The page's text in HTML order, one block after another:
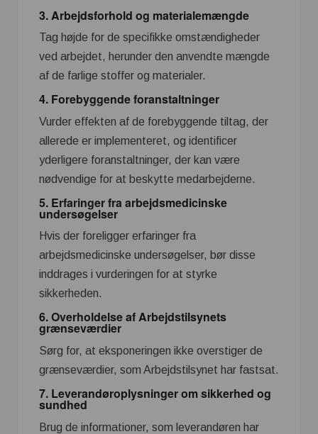
3. Arbejdsforhold og materialemængde
Tag højde for de specifikke omstændigheder
ved arbejdet, herunder den anvendte mængde
af de farlige stoffer og materialer.
4. Forebyggende foranstaltninger
Vurder effekten af de forebyggende tiltag, der
allerede er implementeret, og identificer
yderligere foranstaltninger, der kan være
nødvendige for at beskytte medarbejderne.
5. Erfaringer fra arbejdsmedicinske
undersøgelser
Hvis der foreligger erfaringer fra
arbejdsmedicinske undersøgelser, bør disse
inddrages i vurderingen for at styrke
sikkerheden.
6. Overholdelse af Arbejdstilsynets
grænseværdier
Sørg for, at eksponeringen ikke overstiger de
grænseværdier, som Arbejdstilsynet har fastsat.
7. Leverandøroplysninger om sikkerhed og
sundhed
Brug de informationer, som leverandøren har